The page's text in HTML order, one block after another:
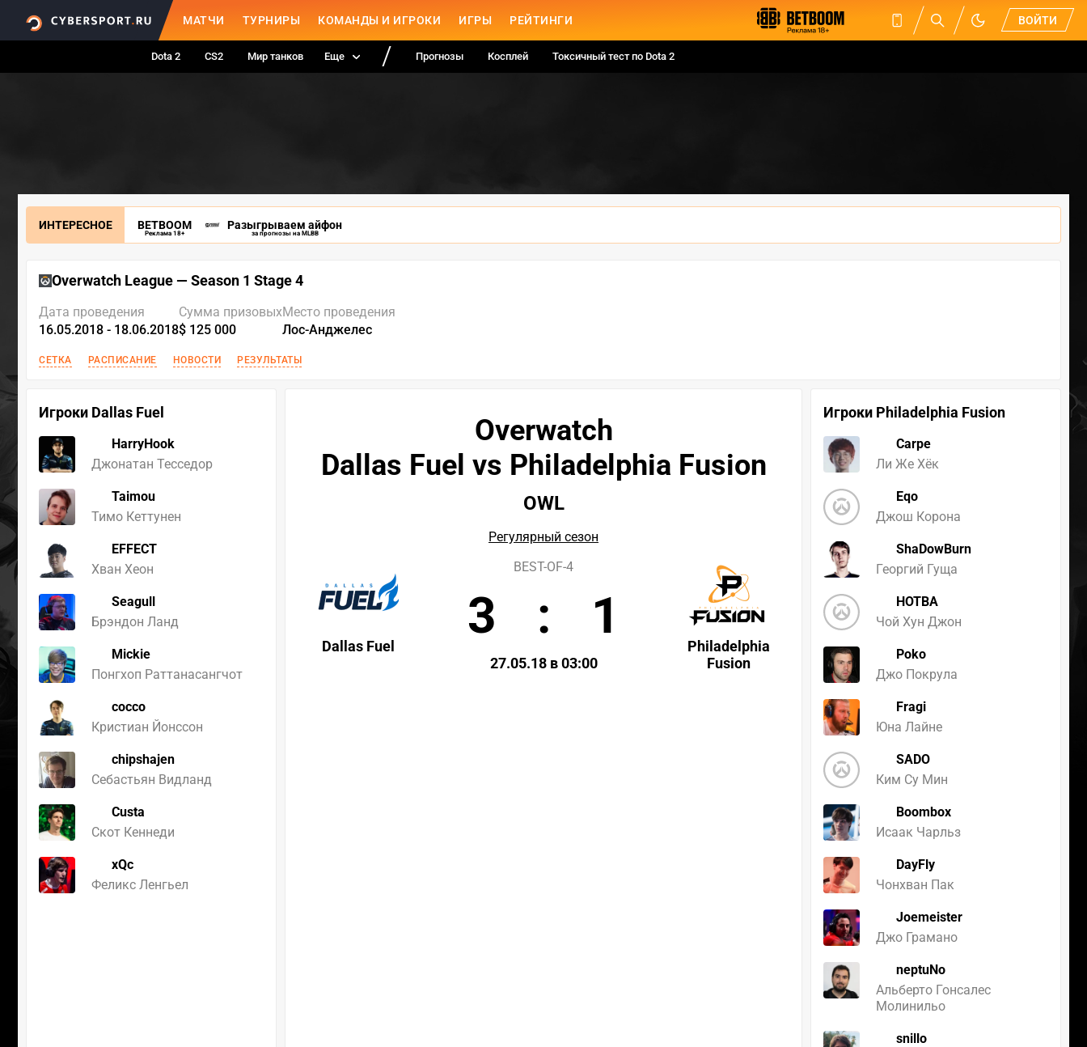
МАТЧИ ТУРНИРЫ КОМАНДЫ И ИГРОКИ ИГРЫ РЕЙТИНГИ ВОЙТИ
Dota 2 CS2 Мир танков Еще Прогнозы Косплей Токсичный тест по Dota 2
ИНТЕРЕСНОЕ BETBOOM
Реклама 18+
Разыгрываем айфон
за прогнозы на MLBB
Overwatch League — Season 1 Stage 4
Дата проведения
16.05.2018 - 18.06.2018
Сумма призовых
$ 125 000
Место проведения
Лос-Анджелес
СЕТКА РАСПИСАНИЕ НОВОСТИ РЕЗУЛЬТАТЫ
Игроки Dallas Fuel
HarryHook
Джонатан Тесседор
Taimou
Тимо Кеттунен
EFFECT
Хван Хеон
Seagull
Брэндон Ланд
Mickie
Понгхоп Раттанасангчот
cocco
Кристиан Йонссон
chipshajen
Себастьян Видланд
Custa
Скот Кеннеди
xQc
Феликс Ленгьел
Игроки Philadelphia Fusion
Carpe
Ли Же Хёк
Eqo
Джош Корона
ShaDowBurn
Георгий Гуща
HOTBA
Чой Хун Джон
Poko
Джо Покрула
Fragi
Юна Лайне
SADO
Ким Су Мин
Boombox
Исаак Чарльз
DayFly
Чонхван Пак
Joemeister
Джо Грамано
neptuNo
Альберто Гонсалес
Молинильо
snillo
Overwatch
Dallas Fuel vs Philadelphia Fusion
OWL
Регулярный сезон
Dallas Fuel
Philadelphia
Fusion
BEST-OF-4
3 : 1
27.05.18 в 03:00